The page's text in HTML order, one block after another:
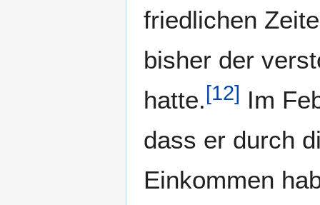
friedlichen
bisher der
hatte.[12] Im
dass er durch
Einkommen